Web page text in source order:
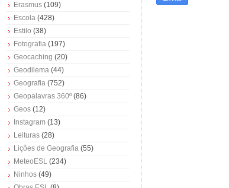
Erasmus (109)
Escola (428)
Estilo (38)
Fotografia (197)
Geocaching (20)
Geodilema (44)
Geografia (752)
Geopalavras 360º (86)
Geos (12)
Instagram (13)
Leituras (28)
Lições de Geografia (55)
MeteoESL (234)
Ninhos (49)